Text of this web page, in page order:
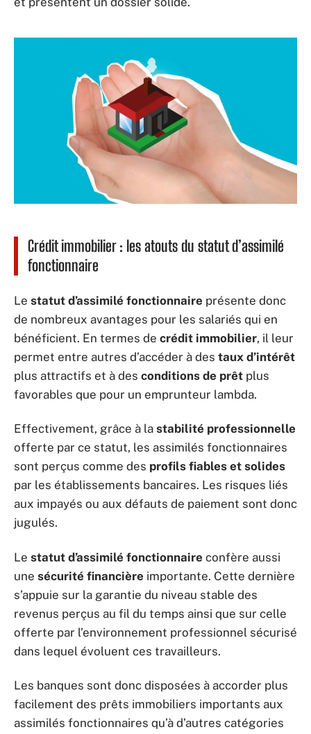
Crédit immobilier : les atouts du statut d’assimilé
fonctionnaire
Le statut d’assimilé fonctionnaire présente donc
de nombreux avantages pour les salariés qui en
bénéficient. En termes de crédit immobilier, il leur
permet entre autres d’accéder à des taux d’intérêt
plus attractifs et à des conditions de prêt plus
favorables que pour un emprunteur lambda.
Effectivement, grâce à la stabilité professionnelle
offerte par ce statut, les assimilés fonctionnaires
sont perçus comme des profils fiables et solides
par les établissements bancaires. Les risques liés
aux impayés ou aux défauts de paiement sont donc
jugulés.
Le statut d’assimilé fonctionnaire confère aussi
une sécurité financière importante. Cette dernière
s’appuie sur la garantie du niveau stable des
revenus perçus au fil du temps ainsi que sur celle
offerte par l’environnement professionnel sécurisé
dans lequel évoluent ces travailleurs.
Les banques sont donc disposées à accorder plus
facilement des prêts immobiliers importants aux
assimilés fonctionnaires qu’à d’autres catégories